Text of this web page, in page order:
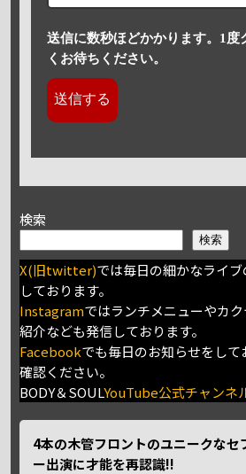
送信に数秒ほどかかります。1度
くお待ちください。
検索
検索
X(旧twitter)では毎日の細かなライ
しております。
Instagramではランチメニューやカ
紹介なども発信しております。
Facebookでも毎日のお知らせをし
確認ください。
BODY＆SOULYouTube公式チャンネ
4本の木管フロントのユニークなセ
ー出演に才能を再認識!!